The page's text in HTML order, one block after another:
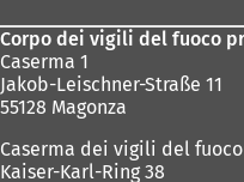
Corpo dei vigili del fuoco
Caserma 1
Jakob-Leischner-Straße 11
55128 Magonza
Caserma dei vigili del fuoco
Kaiser-Karl-Ring 38